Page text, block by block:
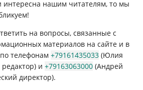
интересна нашим читателям, то мы
на вопросы, связанные с
материалов на сайте и в
телефонам +79161435033 (Юлия
и +79163063000 (Андрей
директор).